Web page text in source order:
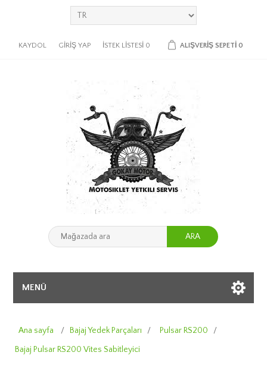
KAYDOL GIRIŞ YAP İSTEK LISTESI 0 ALIŞVERIŞ SEPETI 0
ARA
MENÜ
Ana sayfa / Bajaj Yedek Parçaları / Pulsar RS200
/
Bajaj Pulsar RS200 Vites Sabitleyici